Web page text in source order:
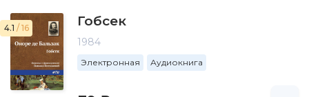
4.1 / 16 Гобсек
1984
Электронная Аудиокнига